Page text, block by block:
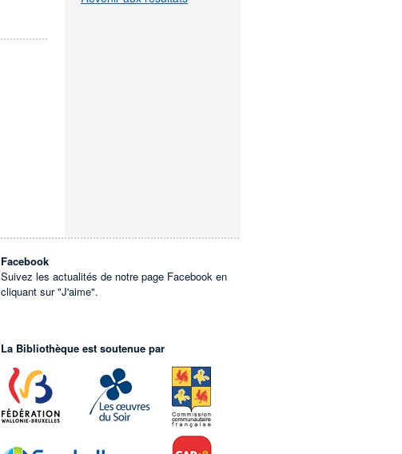
Facebook
Suivez les actualités de notre page Facebook en
cliquant sur "J'aime".
La Bibliothèque est soutenue par